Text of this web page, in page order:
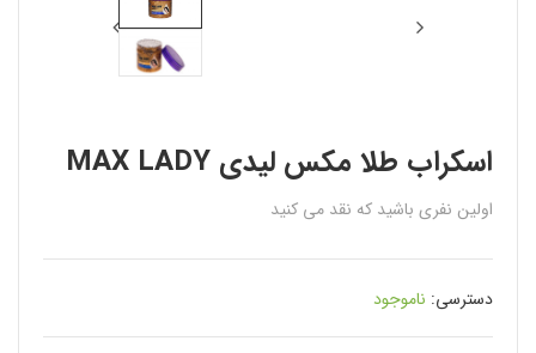
اسكراب طلا مکس لیدی MAX LADY
اولین نفری باشید که نقد می کنید
دسترسی: ناموجود